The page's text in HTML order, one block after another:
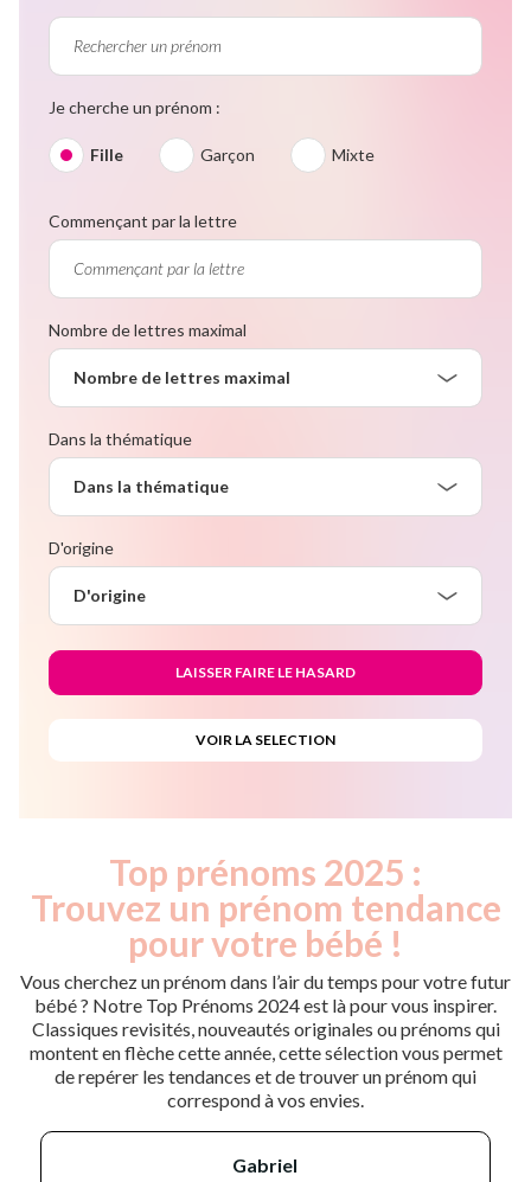
Je cherche un prénom :
Fille Garçon Mixte
Commençant par la lettre
Nombre de lettres maximal
Nombre de lettres maximal
Dans la thématique
Dans la thématique
D'origine
D'origine
Top prénoms 2025 :
Trouvez un prénom tendance
pour votre bébé !
Vous cherchez un prénom dans l’air du temps pour votre futur
bébé ? Notre Top Prénoms 2024 est là pour vous inspirer.
Classiques revisités, nouveautés originales ou prénoms qui
montent en flèche cette année, cette sélection vous permet
de repérer les tendances et de trouver un prénom qui
correspond à vos envies.
gabriel